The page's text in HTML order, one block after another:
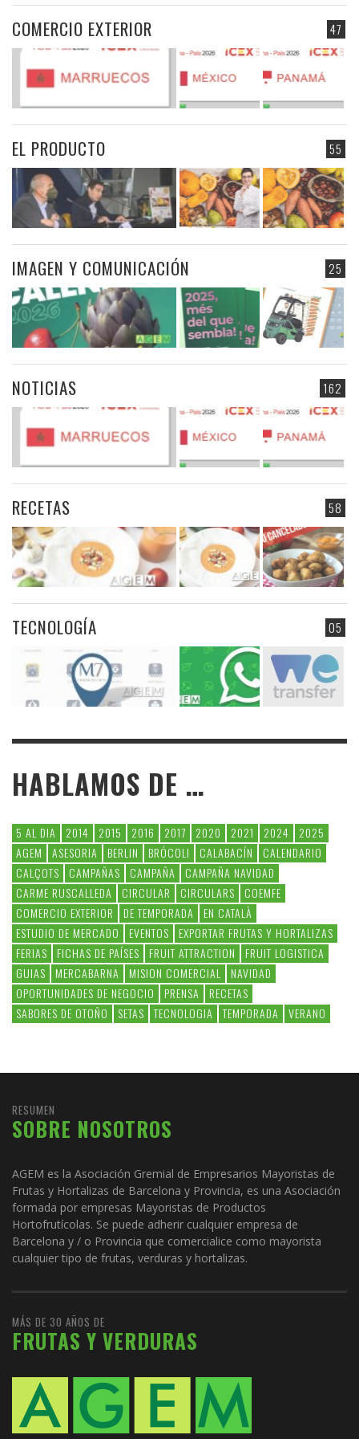
47
COMERCIO EXTERIOR
55
EL PRODUCTO
25
IMAGEN Y COMUNICACIÓN
162
NOTICIAS
58
RECETAS
05
TECNOLOGÍA
HABLAMOS DE …
5 AL DIA 2014 2015 2016 2017 2020 2021 2024
2025
AGEM
ASESORIA BERLIN BRÓCOLI CALABACÍN
CALENDARIO
CALÇOTS
CAMPAÑAS CAMPAÑA
CAMPAÑA NAVIDAD
CARME RUSCALLEDA
CIRCULAR CIRCULARS
COEMFE
COMERCIO EXTERIOR
DE TEMPORADA
EN CATALÀ
ESTUDIO DE MERCADO
EVENTOS
EXPORTAR FRUTAS Y HORTALIZAS
FERIAS
FICHAS DE PAÍSES FRUIT ATTRACTION
FRUIT LOGISTICA
GUIAS
MERCABARNA MISION COMERCIAL
NAVIDAD
OPORTUNIDADES DE NEGOCIO
PRENSA
RECETAS
SABORES DE OTOÑO
SETAS TECNOLOGIA TEMPORADA VERANO
RESUMEN
SOBRE NOSOTROS
AGEM es la Asociación Gremial de Empresarios Mayoristas de
Frutas y Hortalizas de Barcelona y Provincia, es una Asociación
formada por empresas Mayoristas de Productos
Hortofrutícolas. Se puede adherir cualquier empresa de
Barcelona y / o Provincia que comercialice como mayorista
cualquier tipo de frutas, verduras y hortalizas.
MÁS DE 30 AÑOS DE
FRUTAS Y VERDURAS